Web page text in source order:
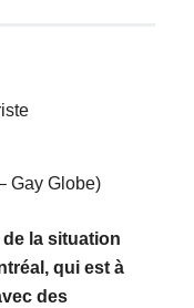
Gay Globe)
la situation
qui est à
des